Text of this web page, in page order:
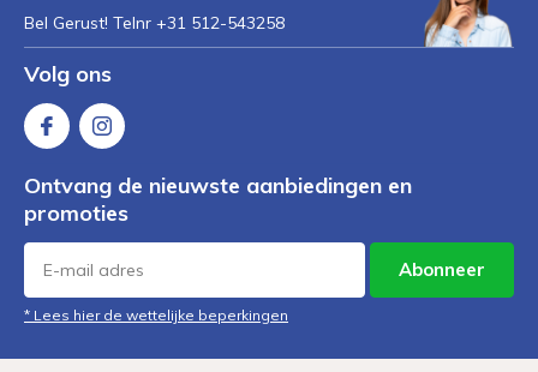
Bel Gerust! Telnr +31 512-543258
Volg ons
Ontvang de nieuwste aanbiedingen en
promoties
Abonneer
* Lees hier de wettelijke beperkingen